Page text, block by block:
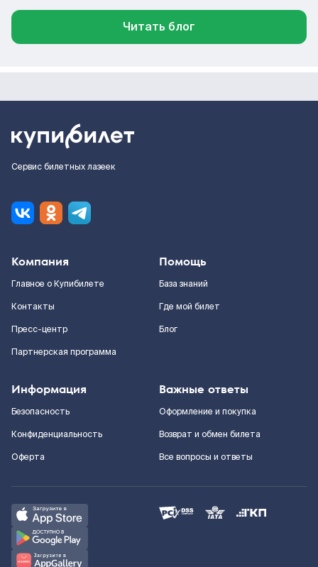
Читать блог
Сервис билетных лазеек
Компания
Главное о Купибилете
Контакты
Пресс-центр
Партнерская программа
Помощь
База знаний
Где мой билет
Блог
Информация
Безопасность
Конфиденциальность
Оферта
Важные ответы
Оформление и покупка
Возврат и обмен билета
Все вопросы и ответы